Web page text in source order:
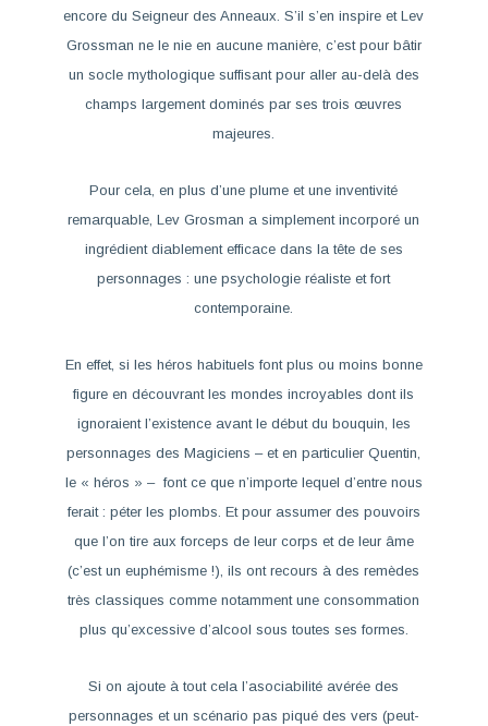
encore duSeigneur des Anneaux. S’il s’en inspire et Lev
Grossman ne le nie en aucune manière, c’est pour bâtir
un socle mythologique suffisant pour aller au-delà des
champs largement dominés par ses trois œuvres
majeures.
Pour cela, en plus d’une plume et une inventivité
remarquable, Lev Grosman a simplement incorporé un
ingrédient diablement efficace dans la tête de ses
personnages : une psychologie réaliste et fort
contemporaine.
En effet, si les héros habituels font plus ou moins bonne
figure en découvrant les mondes incroyables dont ils
ignoraient l’existence avant le début du bouquin, les
personnages desMagiciens– et en particulier Quentin,
le « héros » – font ce que n’importe lequel d’entre nous
ferait : péter les plombs. Et pour assumer des pouvoirs
que l’on tire aux forceps de leur corps et de leur âme
(c’est un euphémisme !), ils ont recours à des remèdes
très classiques comme notamment une consommation
plus qu’excessive d’alcool sous toutes ses formes.
Si on ajoute à tout cela l’asociabilité avérée des
personnages et un scénario pas piqué des vers (peut-